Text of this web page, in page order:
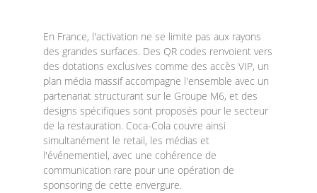
En France, l'activation ne se limite pas aux rayons
des grandes surfaces. Des QR codes renvoient vers
des dotations exclusives comme des accès VIP, un
plan média massif accompagne l'ensemble avec un
partenariat structurant sur le Groupe M6, et des
designs spécifiques sont proposés pour le secteur
de la restauration. Coca-Cola couvre ainsi
simultanément le retail, les médias et
l'événementiel, avec une cohérence de
communication rare pour une opération de
sponsoring de cette envergure.